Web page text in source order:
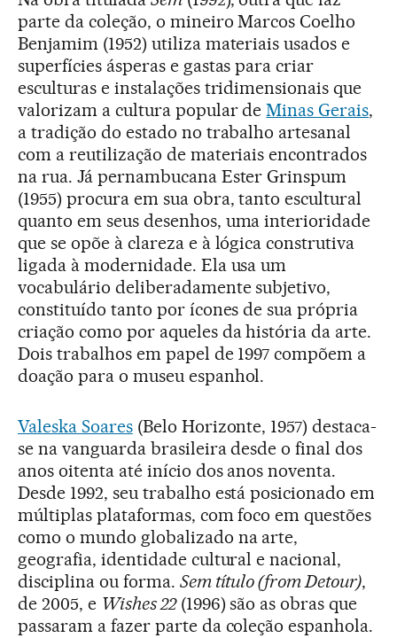
parte da coleção, o mineiro Marcos Coelho
Benjamim (1952) utiliza materiais usados e
superfícies ásperas e gastas para criar
esculturas e instalações tridimensionais que
valorizam a cultura popular deMinas Gerais,
a tradição do estado no trabalho artesanal
com a reutilização de materiais encontrados
na rua. Já pernambucana Ester Grinspum
(1955) procura em sua obra, tanto escultural
quanto em seus desenhos, uma interioridade
que se opõe à clareza e à lógica construtiva
ligada à modernidade. Ela usa um
vocabulário deliberadamente subjetivo,
constituído tanto por ícones de sua própria
criação como por aqueles da história da arte.
Dois trabalhos em papel de 1997 compõem a
doação para o museu espanhol.
Valeska Soares(Belo Horizonte, 1957) destaca-
se na vanguarda brasileira desde o final dos
anos oitenta até início dos anos noventa.
Desde 1992, seu trabalho está posicionado em
múltiplas plataformas, com foco em questões
como o mundo globalizado na arte,
geografia, identidade cultural e nacional,
disciplina ou forma. Sem título (from Detour),
de 2005, e Wishes 22(1996) são as obras que
passaram a fazer parte da coleção espanhola.